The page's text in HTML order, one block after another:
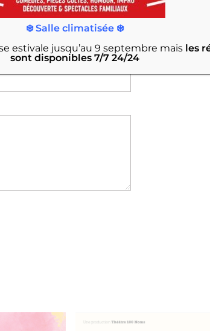
❄️ Salle climatisée ❄️
estivale jusqu’au 9 septembre maisles
sont disponibles 7/7 24/24